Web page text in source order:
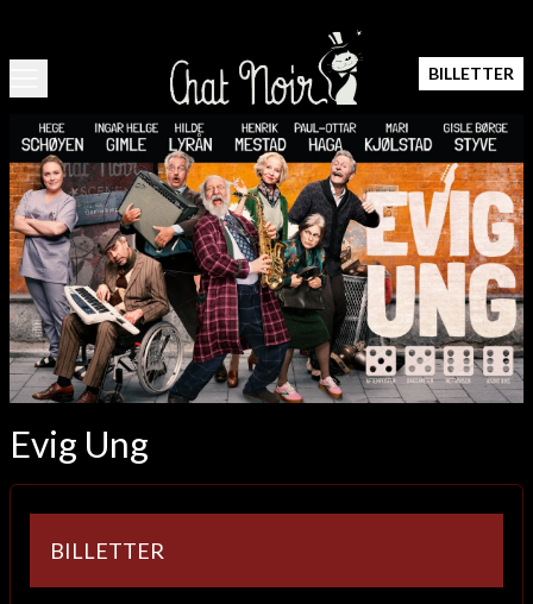
BILLETTER
Evig Ung
BILLETTER